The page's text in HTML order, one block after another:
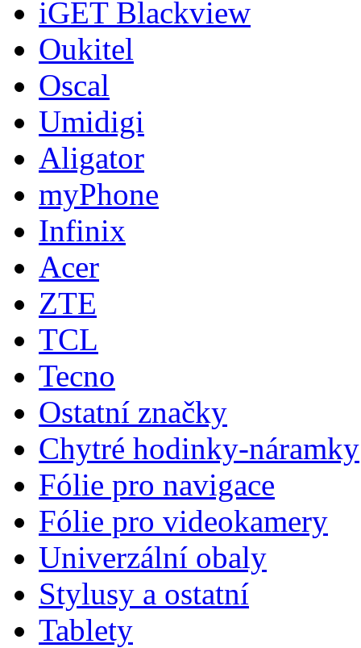
iGET Blackview
Oukitel
Oscal
Umidigi
Aligator
myPhone
Infinix
Acer
ZTE
TCL
Tecno
Ostatní značky
Chytré hodinky-náramky
Fólie pro navigace
Fólie pro videokamery
Univerzální obaly
Stylusy a ostatní
Tablety